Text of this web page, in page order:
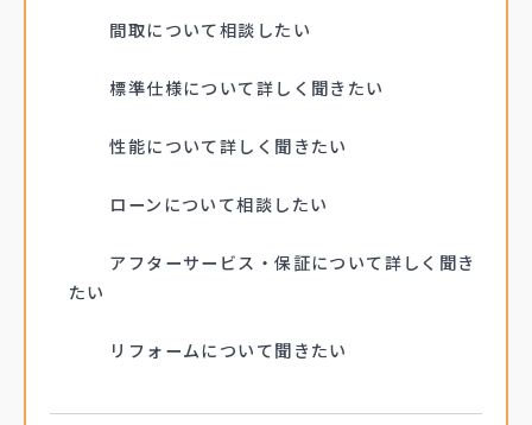
間取について相談したい
標準仕様について詳しく聞きたい
性能について詳しく聞きたい
ローンについて相談したい
アフターサービス・保証について詳しく聞き
たい
リフォームについて聞きたい